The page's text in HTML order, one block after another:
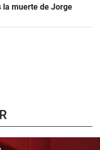
la muerte de Jorge